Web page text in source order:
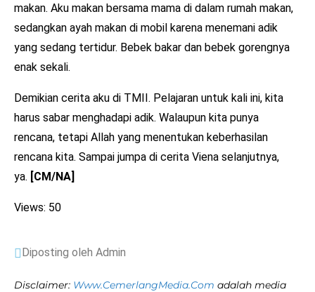
makan. Aku makan bersama mama di dalam rumah makan,
sedangkan ayah makan di mobil karena menemani adik
yang sedang tertidur. Bebek bakar dan bebek gorengnya
enak sekali.
Demikian cerita aku di TMII. Pelajaran untuk kali ini, kita
harus sabar menghadapi adik. Walaupun kita punya
rencana, tetapi Allah yang menentukan keberhasilan
rencana kita. Sampai jumpa di cerita Viena selanjutnya,
ya. [CM/NA]
Views: 50
Diposting oleh Admin
Disclaimer: Www.CemerlangMedia.Com adalah media